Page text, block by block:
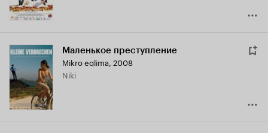
Маленькое преступление
Mikro eglima, 2008
Niki